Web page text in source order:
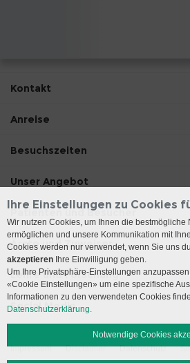
Kontakt
Anreise
Besuchszeiten
Unser Angebot
Patienten und Besucher
Ärzte und Zuweiser
Lehre und Forschung
Social Media
Impressum Disclaimer Datenschutz
Ihre Einstellungen zu Cookies
Wir nutzen Cookies, um Ihnen die bestmögliche
ermöglichen und unsere Kommunikation mit
Cookies werden nur verwendet, wenn Sie uns
akzeptieren Ihre Einwilligung geben.
Um Ihre Privatsphäre-Einstellungen
«Cookie Einstellungen» um eine spezifische
Informationen zu den verwendeten Cookies
Datenschutzerklärung.
Notwendige Cookies